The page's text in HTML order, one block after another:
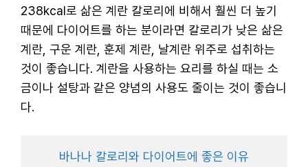
238kcal로 삶은 계란 칼로리에 비해서 훨씬 더 높기
때문에 다이어트를 하는 분이라면 칼로리가 낮은 삶은
계란, 구운 계란, 훈제 계란, 날계란 위주로 섭취하는
것이 좋습니다. 계란을 사용하는 요리를 하실 때는 소
금이나 설탕과 같은 양념의 사용도 줄이는 것이 좋습니
다.
바나나 칼로리와 다이어트에 좋은 이유